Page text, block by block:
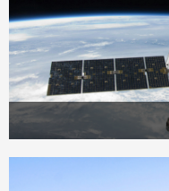
与生产各类锯切专业设